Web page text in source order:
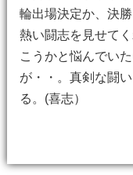
輪出場決定か、決
熱い闘志を見せて
こうかと悩んでい
が・・。真剣な闘
る。(喜志）